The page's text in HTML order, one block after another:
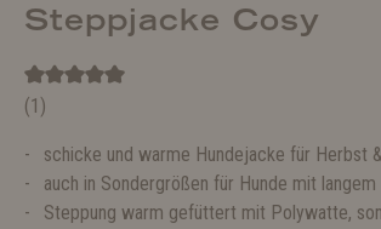
Steppjacke Cosy
(1)
schicke und warme Hundejacke für Herbst
auch in Sondergrößen für Hunde mit
Steppung warm gefüttert mit Polywatte,